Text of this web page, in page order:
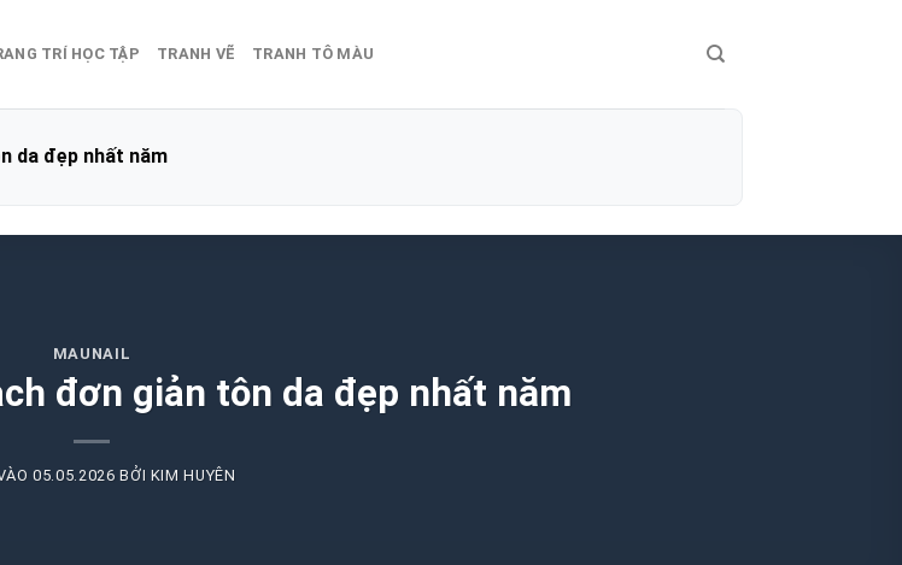
TRÍ HỌC TẬP TRANH VẼ TRANH TÔ MÀU
da đẹp nhất năm
MAUNAIL
đơn giản tôn da đẹp nhất năm
05.05.2026 BỞI KIM HUYÊN